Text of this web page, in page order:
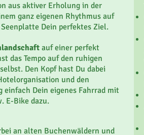
von seiner ursprünglichen
beeindruckende
Schluchten, erklimmst den
Pfade, breite Barrancos und
mit ihren Klippen,
du die Ruhe in
Kontraste, aktiv,
aus aktiver Erholung in der
ganz eigenen Rhythmus auf
Dein perfektes Ziel.
auf einer perfekt
das Tempo auf den ruhigen
Den Kopf hast Du dabei
und den
Dein eigenes Fahrrad mit
E-Bike dazu.
an alten Buchenwäldern und